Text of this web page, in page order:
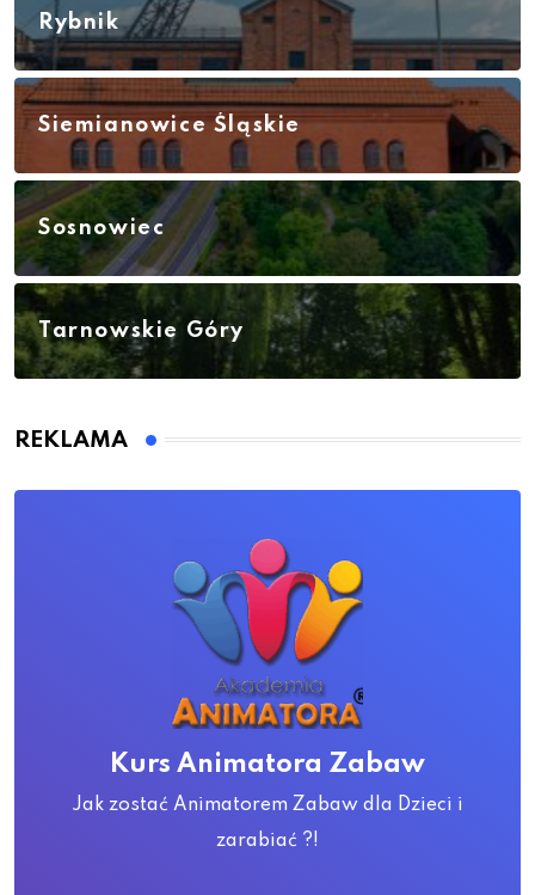
Rybnik
Siemianowice Śląskie
Sosnowiec
Tarnowskie Góry
REKLAMA
Kurs Animatora Zabaw
Jak zostać Animatorem Zabaw dla Dzieci i
zarabiać ?!